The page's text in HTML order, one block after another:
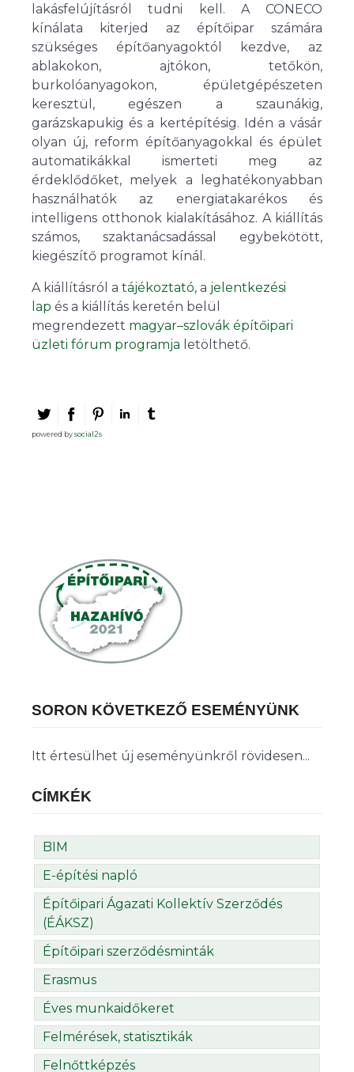
lakásfelújításról tudni kell. A CONECO
kínálata kiterjed az építőipar számára
szükséges építőanyagoktól kezdve, az
ablakokon, ajtókon, tetőkön,
burkolóanyagokon, épületgépészeten
keresztül, egészen a szaunákig,
garázskapukig és a kertépítésig. Idén a vásár
olyan új, reform építőanyagokkal és épület
automatikákkal ismerteti meg az
érdeklődőket, melyek a leghatékonyabban
használhatók az energiatakarékos és
intelligens otthonok kialakításához. A kiállítás
számos, szaktanácsadással egybekötött,
kiegészítő programot kínál.
A kiállításról a tájékoztató, a jelentkezési
lap és a kiállítás keretén belül
megrendezett magyar–szlovák építőipari
üzleti fórum programja letölthető.
powered bysocial2s
SORON KÖVETKEZŐ ESEMÉNYÜNK
Itt értesülhet új eseményünkről rövidesen...
CÍMKÉK
BIM
E-építési napló
Építőipari Ágazati Kollektív Szerződés
(ÉÁKSZ)
Építőipari szerződésminták
Erasmus
Éves munkaidőkeret
Felmérések, statisztikák
Felnőttképzés